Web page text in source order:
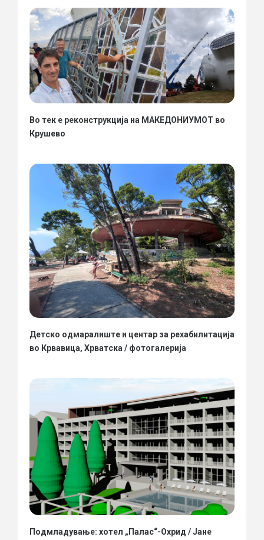
Во тек е реконструкција на МАКЕДОНИУМОТ во
Крушево
Детско одмаралиште и центар за рехабилитација
во Крвавица, Хрватска / фотогалерија
Подмладување: хотел „Палас“-Охрид / Јане